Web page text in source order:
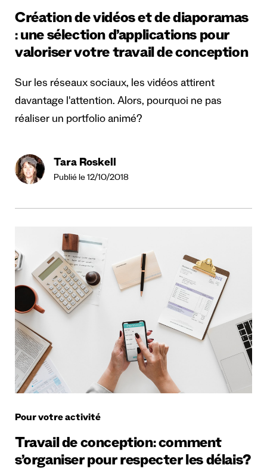
Création de vidéos et de diaporamas
: une sélection d’applications pour
valoriser votre travail de conception
Sur les réseaux sociaux, les vidéos attirent
davantage l'attention. Alors, pourquoi ne pas
réaliser un portfolio animé?
Tara Roskell
Publié le 12/10/2018
Pour votre activité
Travail de conception: comment
s’organiser pour respecter les délais?